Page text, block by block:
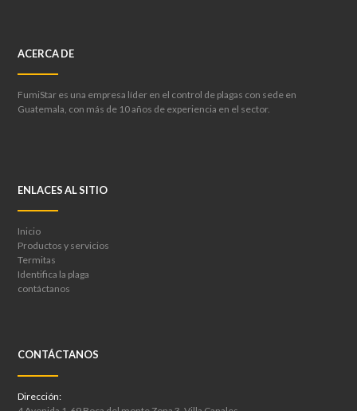
ACERCA DE
FumiStar es una empresa líder en el control de plagas con sede en
Guatemala, con más de 10 años de experiencia en el sector.
ENLACES AL SITIO
Inicio
Productos y servicios
Termitas
Identifica la plaga
contáctanos
CONTÁCTANOS
Dirección: